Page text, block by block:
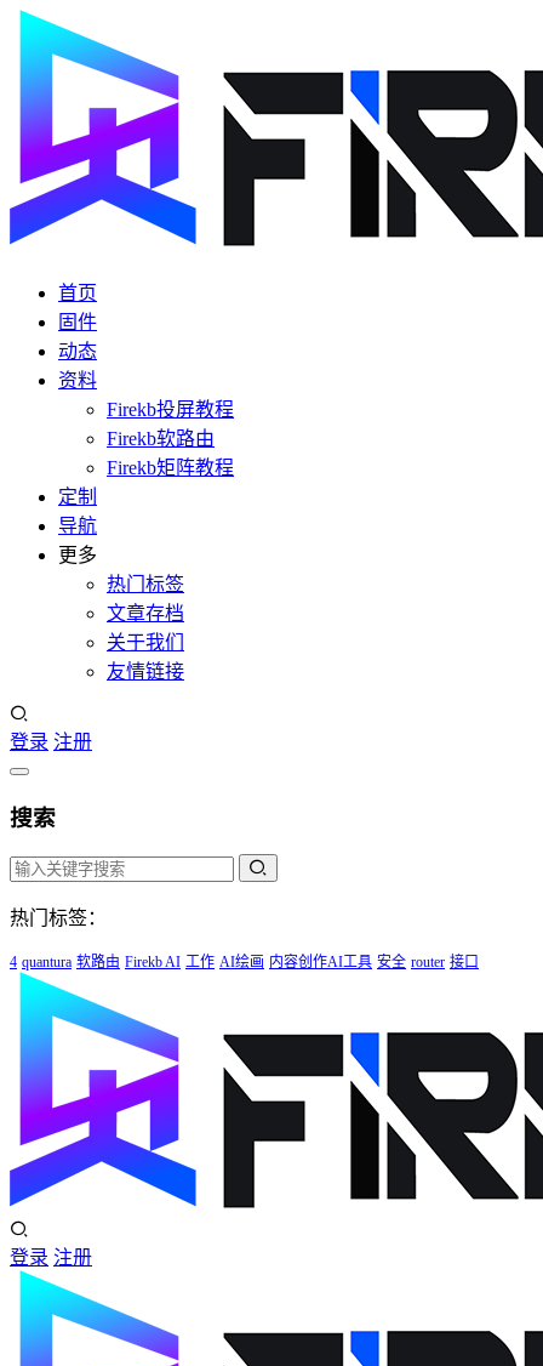
首页
固件
动态
资料
Firekb投屏教程
Firekb软路由
Firekb矩阵教程
定制
导航
更多
热门标签
文章存档
关于我们
友情链接
登录 注册
搜索
热门标签：
4 quantura 软路由 Firekb AI 工作 AI绘画 内容创作AI工具 安全 router 接口
登录 注册